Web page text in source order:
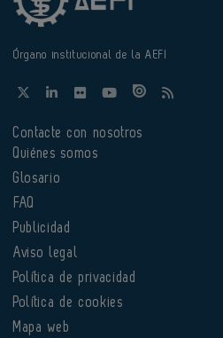
Órgano institucional de la AEFI
Contacte con nosotros
Quiénes somos
Glosario
FAQ
Publicidad
Aviso legal
Política de privacidad
Política de cookies
Mapa web